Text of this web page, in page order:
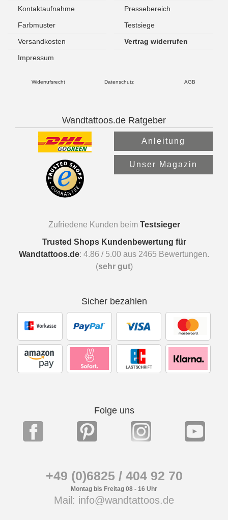
Kontaktaufnahme
Pressebereich
Farbmuster
Testsiege
Versandkosten
Vertrag widerrufen
Impressum
Widerrufsrecht Datenschutz AGB
Wandtattoos.de Ratgeber
Anleitung
Unser Magazin
Zufriedene Kunden beim Testsieger
Trusted Shops Kundenbewertung für
Wandtattoos.de: 4.86 / 5.00 aus 2465 Bewertungen.
(sehr gut)
Sicher bezahlen
Folge uns
+49 (0)6825 / 404 92 70
Montag bis Freitag 08 - 16 Uhr
Mail: info@wandtattoos.de